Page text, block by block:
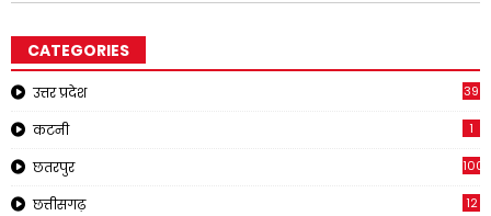
CATEGORIES
उत्तर प्रदेश 39
कटनी 1
छतरपुर 1001
छत्तीसगढ़ 12